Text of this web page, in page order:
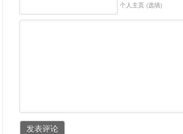
个人主页 (选填)